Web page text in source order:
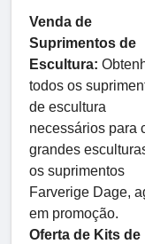
Venda de
Suprimentos de
Escultura:
todos os
de escultura
necessários para
grandes
os suprimentos
Farverige Dage,
em promoção.
Oferta de Kits de